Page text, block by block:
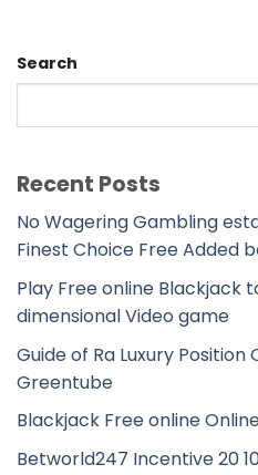
Search
Recent Posts
No Wagering Gambling
Finest Choice Free Added
Play Free online Blackjack
dimensional Video game
Guide of Ra Luxury
Greentube
Blackjack Free online
Betworld247 Incentive 20